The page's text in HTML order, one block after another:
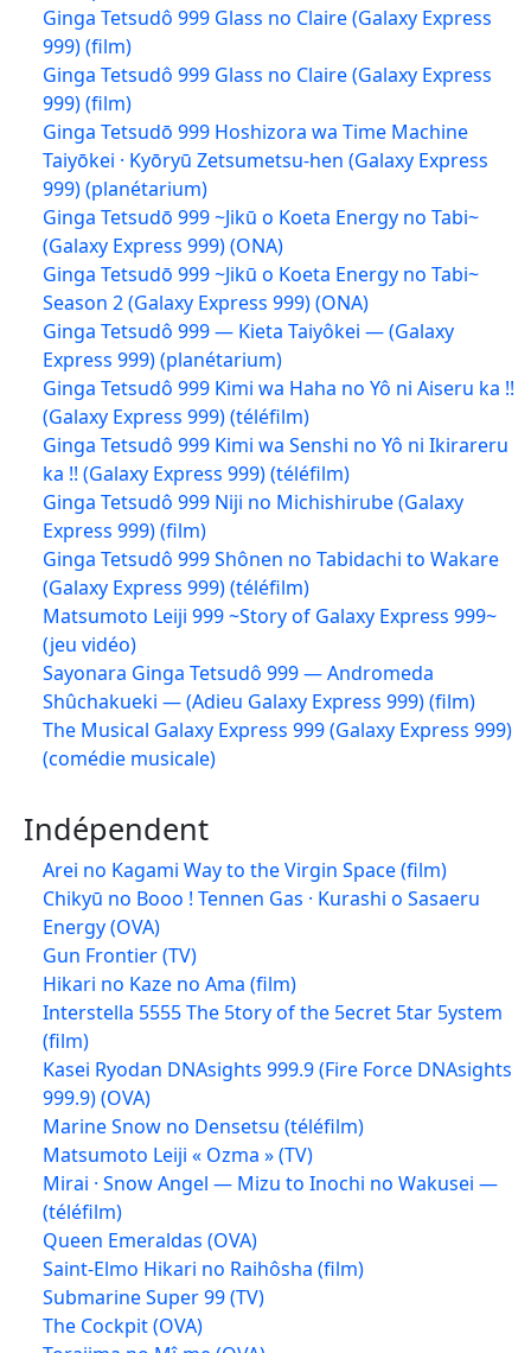
Ginga Tetsudô 999 Glass no Claire (Galaxy Express
999) (film)
Ginga Tetsudô 999 Glass no Claire (Galaxy Express
999) (film)
Ginga Tetsudō 999 Hoshizora wa Time Machine
Taiyōkei · Kyōryū Zetsumetsu-hen (Galaxy Express
999) (planétarium)
Ginga Tetsudō 999 ~Jikū o Koeta Energy no Tabi~
(Galaxy Express 999) (ONA)
Ginga Tetsudō 999 ~Jikū o Koeta Energy no Tabi~
Season 2 (Galaxy Express 999) (ONA)
Ginga Tetsudô 999 — Kieta Taiyôkei — (Galaxy
Express 999) (planétarium)
Ginga Tetsudô 999 Kimi wa Haha no Yô ni Aiseru ka !!
(Galaxy Express 999) (téléfilm)
Ginga Tetsudô 999 Kimi wa Senshi no Yô ni Ikirareru
ka !! (Galaxy Express 999) (téléfilm)
Ginga Tetsudô 999 Niji no Michishirube (Galaxy
Express 999) (film)
Ginga Tetsudô 999 Shônen no Tabidachi to Wakare
(Galaxy Express 999) (téléfilm)
Matsumoto Leiji 999 ~Story of Galaxy Express 999~
(jeu vidéo)
Sayonara Ginga Tetsudô 999 — Andromeda
Shûchakueki — (Adieu Galaxy Express 999) (film)
The Musical Galaxy Express 999 (Galaxy Express 999)
(comédie musicale)
Indépendent
Arei no Kagami Way to the Virgin Space (film)
Chikyū no Booo ! Tennen Gas · Kurashi o Sasaeru
Energy (OVA)
Gun Frontier (TV)
Hikari no Kaze no Ama (film)
Interstella 5555 The 5tory of the 5ecret 5tar 5ystem
(film)
Kasei Ryodan DNAsights 999.9 (Fire Force DNAsights
999.9) (OVA)
Marine Snow no Densetsu (téléfilm)
Matsumoto Leiji « Ozma » (TV)
Mirai · Snow Angel — Mizu to Inochi no Wakusei —
(téléfilm)
Queen Emeraldas (OVA)
Saint-Elmo Hikari no Raihôsha (film)
Submarine Super 99 (TV)
The Cockpit (OVA)